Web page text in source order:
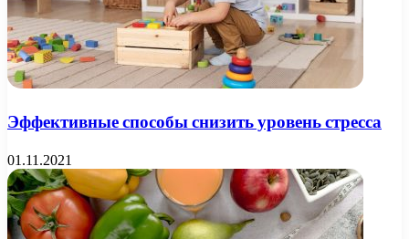
Эффективные способы снизить уровень стресса
01.11.2021